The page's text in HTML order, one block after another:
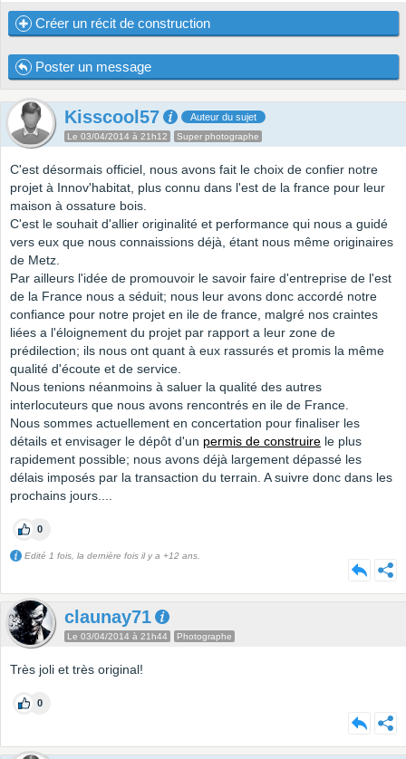
Créer un récit de construction
Poster un message
Kisscool57 Auteur du sujet
Le 03/04/2014 à 21h12 Super photographe
C'est désormais officiel, nous avons fait le choix de confier notre
projet à Innov'habitat, plus connu dans l'est de la france pour leur
maison à ossature bois.
C'est le souhait d'allier originalité et performance qui nous a guidé
vers eux que nous connaissions déjà, étant nous même originaires
de Metz.
Par ailleurs l'idée de promouvoir le savoir faire d'entreprise de l'est
de la France nous a séduit; nous leur avons donc accordé notre
confiance pour notre projet en ile de france, malgré nos craintes
liées a l'éloignement du projet par rapport a leur zone de
prédilection; ils nous ont quant à eux rassurés et promis la même
qualité d'écoute et de service.
Nous tenions néanmoins à saluer la qualité des autres
interlocuteurs que nous avons rencontrés en ile de France.
Nous sommes actuellement en concertation pour finaliser les
détails et envisager le dépôt d'un permis de construire le plus
rapidement possible; nous avons déjà largement dépassé les
délais imposés par la transaction du terrain. A suivre donc dans les
prochains jours....
0
Edité 1 fois, la dernière fois il y a +12 ans.
claunay71
Le 03/04/2014 à 21h44 Photographe
Très joli et très original!
0